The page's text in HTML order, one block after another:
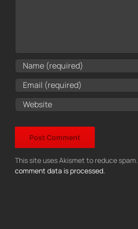
This site uses Akismet to reduce spam.
comment data is processed.